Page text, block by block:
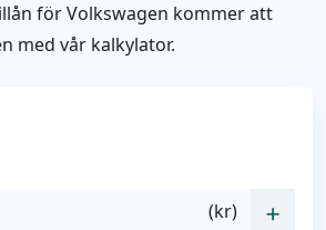
för Volkswagen kommer att
med vår kalkylator.
(kr)